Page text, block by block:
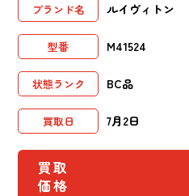
ブランド名 ルイヴィトン
型番 M41524
状態ランク BC品
買取日 7月2日
買取
価格